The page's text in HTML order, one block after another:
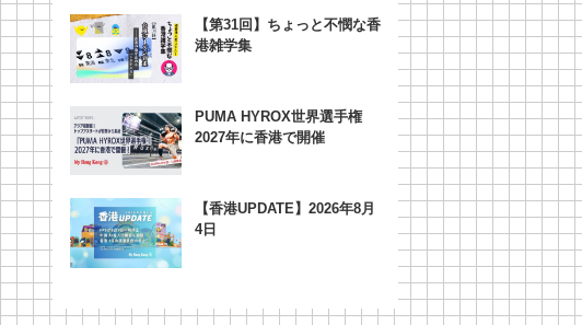
【第31回】ちょっと不憫な香
港雑学集
PUMA HYROX世界選手権
2027年に香港で開催
【香港UPDATE】2026年8月
4日